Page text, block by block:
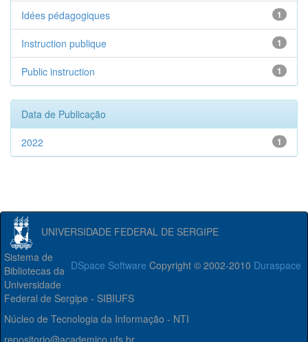
1
Idées pédagogiques
1
Instruction publique
1
Public instruction
Data de Publicação
1
2022
UNIVERSIDADE FEDERAL DE SERGIPE
DSpace Software Copyright © 2002-2010 Duraspace
Sistema de
Bibliotecas da
Universidade
Federal de Sergipe - SIBIUFS
Núcleo de Tecnologia da Informação - NTI
repositorio@academico.ufs.br